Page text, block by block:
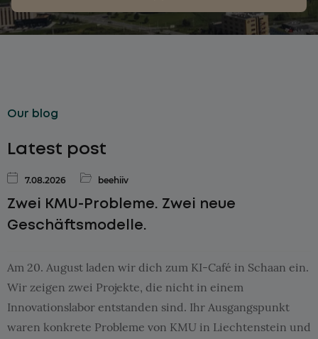
Our blog
Latest post
7.08.2026 beehiiv
Zwei KMU-Probleme. Zwei neue
Geschäftsmodelle.
Am 20. August laden wir dich zum KI-Café in Schaan ein.
Wir zeigen zwei Projekte, die nicht in einem
Innovationslabor entstanden sind. Ihr Ausgangspunkt
waren konkrete Probleme von KMU in Liechtenstein und